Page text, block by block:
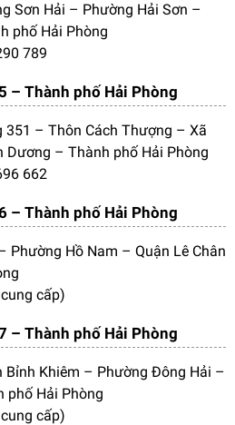
Sơn Hải – Phường Hải Sơn –
phố Hải Phòng
789
– Thành phố Hải Phòng
351 – Thôn Cách Thượng – Xã
Dương – Thành phố Hải Phòng
662
– Thành phố Hải Phòng
Phường Hồ Nam – Quận Lê Chân
cấp)
– Thành phố Hải Phòng
Bỉnh Khiêm – Phường Đông Hải –
phố Hải Phòng
cấp)